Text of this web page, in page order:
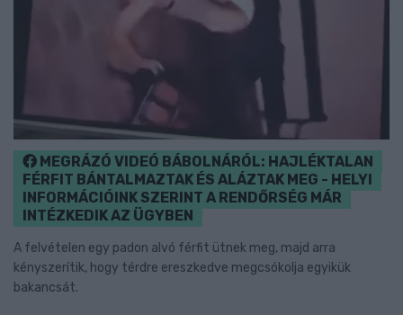
MEGRÁZÓ VIDEÓ BÁBOLNÁRÓL: HAJLÉKTALAN
FÉRFIT BÁNTALMAZTAK ÉS ALÁZTAK MEG - HELYI
INFORMÁCIÓINK SZERINT A RENDŐRSÉG MÁR
INTÉZKEDIK AZ ÜGYBEN
A felvételen egy padon alvó férfit ütnek meg, majd arra
kényszerítik, hogy térdre ereszkedve megcsókolja egyikük
bakancsát.